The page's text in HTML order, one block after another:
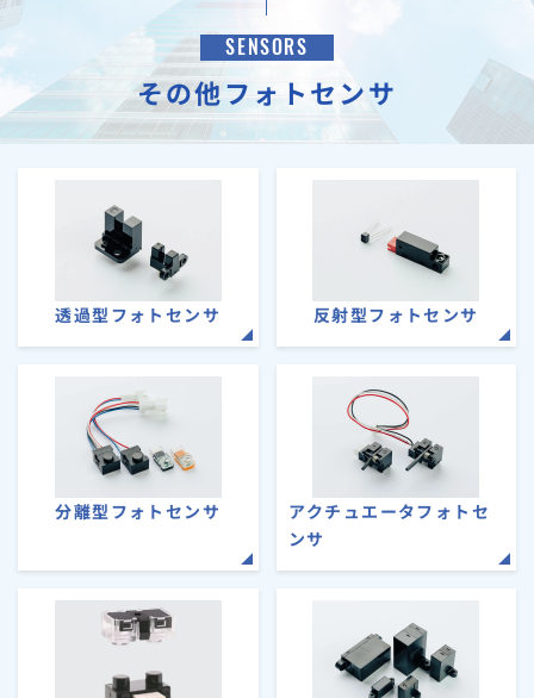
SENSORS
その他フォトセンサ
透過型フォトセンサ 反射型フォトセンサ
分離型フォトセンサ
アクチュエータフォトセ
ンサ